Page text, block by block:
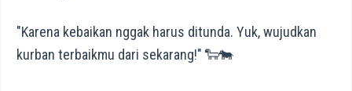
"Karena kebaikan nggak harus ditunda. Yuk, wujudkan
kurban terbaikmu dari sekarang!" 🐑🐄